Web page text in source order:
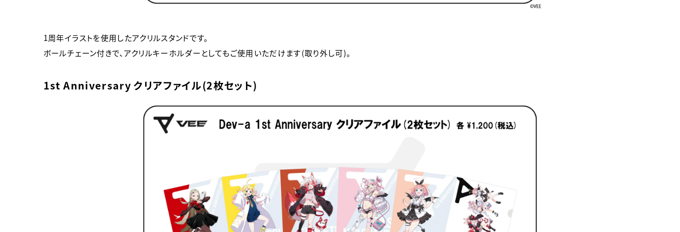
1周年イラストを使用したアクリルスタンドです。
ボールチェーン付きで、アクリルキーホルダーとしてもご使用いただけます(取り外し可)。
1st Anniversary クリアファイル(2枚セット)